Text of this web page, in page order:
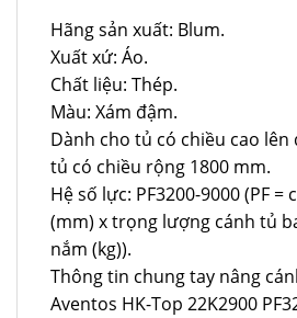
Hãng sản xuất: Blum.
Xuất xứ: Áo.
Chất liệu: Thép.
Màu: Xám đậm.
Dành cho tủ có chiều cao lên
tủ có chiều rộng 1800 mm.
Hệ số lực: PF3200-9000 (PF =
(mm) x trọng lượng cánh tủ
nắm (kg)).
Thông tin chung tay nâng
Aventos HK-Top 22K2900